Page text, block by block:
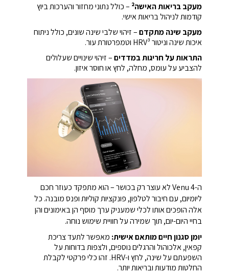
מעקב בריאות האישה² – כולל נתוני מחזור והערכות ביוץ
קודמות לניהול בריאות אישי.
מעקב שינה מתקדם – זיהוי שלבי שינה שונים, כולל ניתוח
איכות שינה וניטור HRV³ וטמפרטורת עור.
התראות על חריגות במדדים – זיהוי שינויים שעלולים
להצביע על עומס, מחלה, לחץ או חוסר איזון.
ה-Venu 4 לא עוצר רק בכושר – הוא מתפקד כעוזר חכם
ליומיום, עם חיבור לטלפון, פונקציות קוליות ופנס מובנה. כל
אלה הופכים אותו לכלי שמעניק ערך מוסף הן באימונים והן
בחיי היום-יום, תוך שמירה על חוויית שימוש נוחה.
יומן סגנון חיים מותאם אישית: מאפשר לתעד צריכת
קפאין, אלכוהול והרגלים נוספים, ולצפות בדוחות על
השפעתם על שינה, לחץ ו-HRV. זהו כלי פרקטי לקבלת
החלטות מודעות ובריאות יותר.